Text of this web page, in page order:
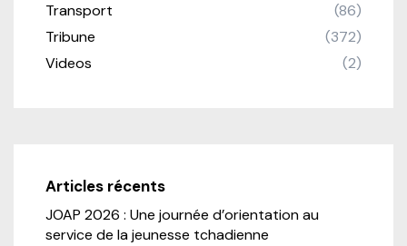
Transport
(86)
Tribune
(372)
Videos
(2)
Articles récents
JOAP 2026 : Une journée d’orientation au
service de la jeunesse tchadienne